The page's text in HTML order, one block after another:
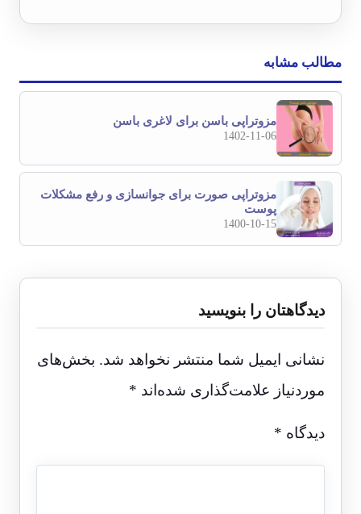
مطالب مشابه
مزوتراپی باسن برای لاغری باسن
1402-11-06
مزوتراپی صورت برای جوانسازی و رفع مشکلات
پوست
1400-10-15
دیدگاهتان را بنویسید
نشانی ایمیل شما منتشر نخواهد شد. بخش‌های
موردنیاز علامت‌گذاری شده‌اند *
دیدگاه *